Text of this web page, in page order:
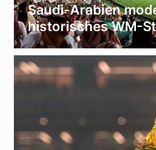
Saudi-Arabien
historisches WM-